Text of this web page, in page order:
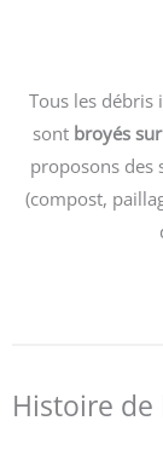
Tous les débris
sont broyés
proposons des
(compost,
Histoire de